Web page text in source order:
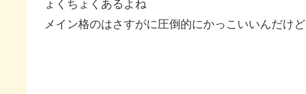
ょくちょくあるよね
メイン格のはさすがに圧倒的にかっこいいんだけど